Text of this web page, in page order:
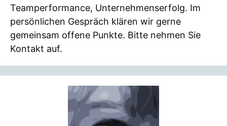
Teamperformance, Unternehmenserfolg. Im
persönlichen Gespräch klären wir gerne
gemeinsam offene Punkte. Bitte nehmen Sie
Kontakt auf.